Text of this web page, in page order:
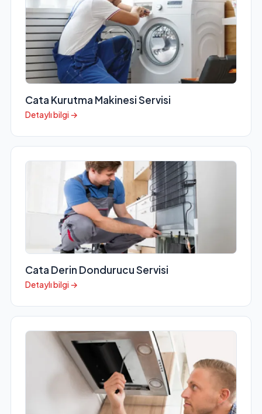
Cata Kurutma Makinesi Servisi
Detaylı bilgi →
Cata Derin Dondurucu Servisi
Detaylı bilgi →